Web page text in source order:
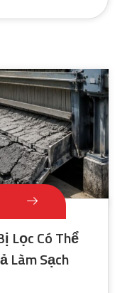
Lọc Có Thể
Làm Sạch